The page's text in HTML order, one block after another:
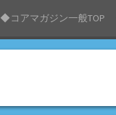
◆コアマガジン一般TOP